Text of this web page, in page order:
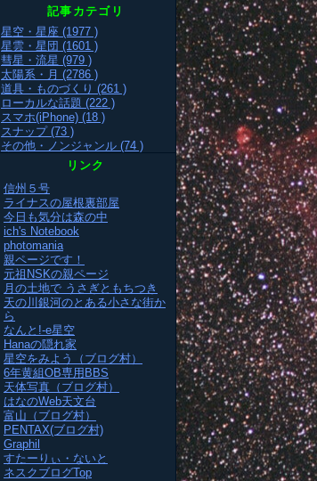
記事カテゴリ
星空・星座 (1977 )
星雲・星団 (1601 )
彗星・流星 (979 )
太陽系・月 (2786 )
道具・ものづくり (261 )
ローカルな話題 (222 )
スマホ(iPhone) (18 )
スナップ (73 )
その他・ノンジャンル (74 )
リンク
信州５号
ライナスの屋根裏部屋
今日も気分は森の中
ich's Notebook
photomania
親ページです！
元祖NSKの親ページ
月の土地で うさぎともちつき
天の川銀河のとある小さな街か
ら
なんと!-e星空
Hanaの隠れ家
星空をみよう（ブログ村）
6年黄組OB専用BBS
天体写真（ブログ村）
はなのWeb天文台
富山（ブログ村）
PENTAX(ブログ村)
Graphil
すたーりぃ・ないと
ネスクブログTop